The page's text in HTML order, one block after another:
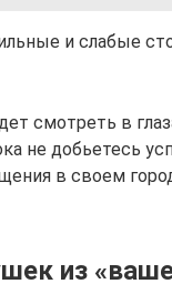
и слабые
смотреть в
не добьетесь
в своем
из